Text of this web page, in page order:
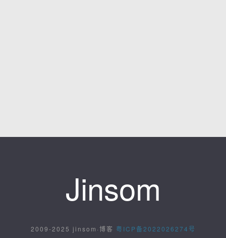
Jinsom
2009-2025 jinsom·博客 粤ICP备2022026274号